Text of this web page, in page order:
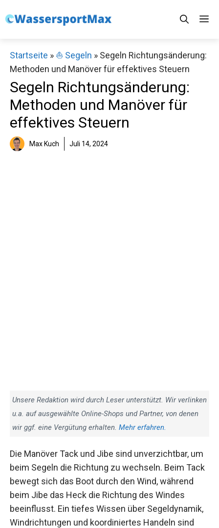
Inhalt
Startseite » ⛵️ Segeln » Segeln Richtungsänderung:
Methoden und Manöver für effektives Steuern
Segeln Richtungsänderung:
Methoden und Manöver für
effektives Steuern
Max Kuch Juli 14, 2024
Unsere Redaktion wird durch Leser unterstützt. Wir verlinken
u.a. auf ausgewählte Online-Shops und Partner, von denen
wir ggf. eine Vergütung erhalten. Mehr erfahren.
Die Manöver Tack und Jibe sind unverzichtbar, um
beim Segeln die Richtung zu wechseln. Beim Tack
bewegt sich das Boot durch den Wind, während
beim Jibe das Heck die Richtung des Windes
beeinflusst. Ein tiefes Wissen über Segeldynamik,
Windrichtungen und koordiniertes Handeln sind